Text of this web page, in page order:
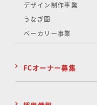
デザイン制作事業
うなぎ圓
ベーカリー事業
FCオーナー募集